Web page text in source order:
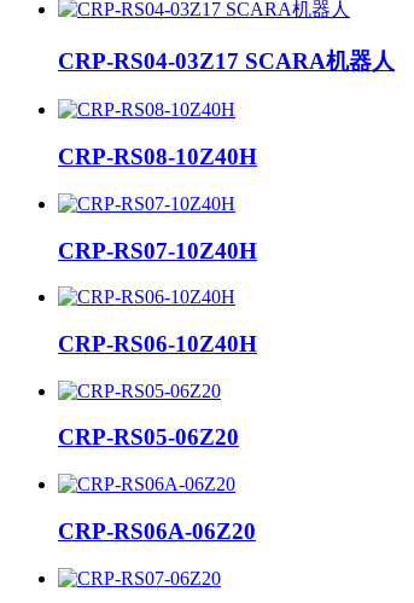
CRP-RS04-03Z17 SCARA机器人
CRP-RS08-10Z40H
CRP-RS07-10Z40H
CRP-RS06-10Z40H
CRP-RS05-06Z20
CRP-RS06A-06Z20